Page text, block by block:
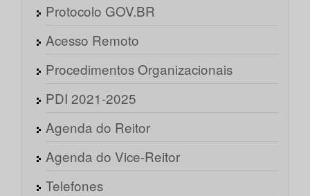
Protocolo GOV.BR
Acesso Remoto
Procedimentos Organizacionais
PDI 2021-2025
Agenda do Reitor
Agenda do Vice-Reitor
Telefones